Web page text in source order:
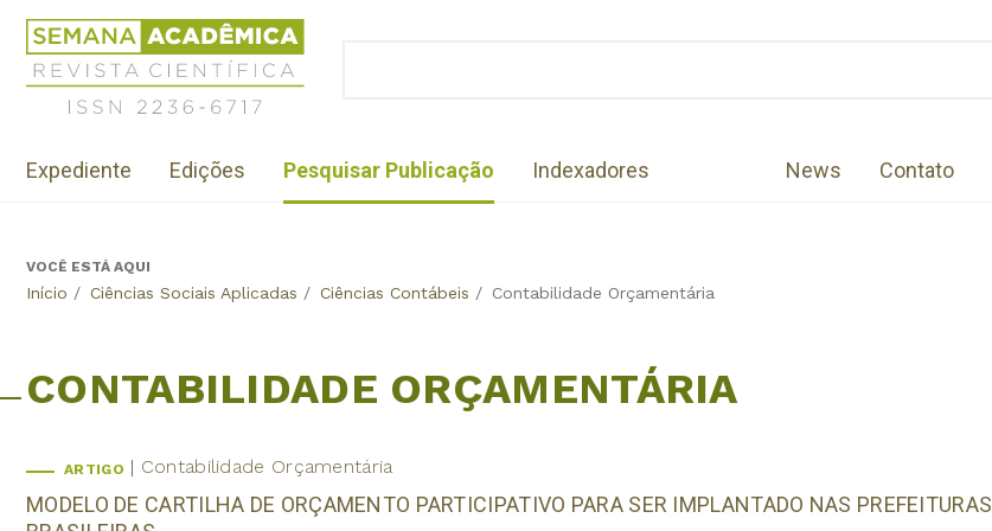
Jump
navigation
Revista
Científica
Semana
Acadêmica
2236-
Menu
institutional
Expediente Edições Pesquisar Publicação Indexadores News Contato
BackVOCÊ ESTÁ AQUI
Início / Ciências Sociais Aplicadas / Ciências Contábeis / Contabilidade Orçamentária
CONTABILIDADE ORÇAMENTÁRIA
ARTIGO Contabilidade Orçamentária
MODELO DE CARTILHA DE ORÇAMENTO PARTICIPATIVO PARA SER IMPLANTADO NAS PREFEITURAS